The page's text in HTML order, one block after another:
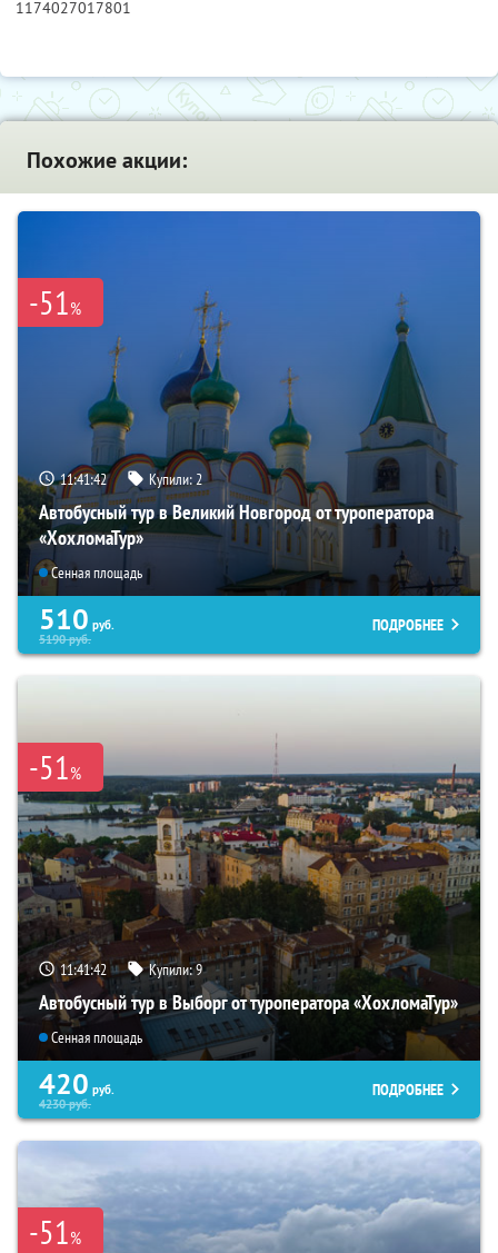
1174027017801
Похожие акции:
-51%
11:41:40 Купили:2
Автобусный тур в Великий Новгород от туроператора
«ХохломаТур»
Сенная площадь
510 руб.
5190руб.
ПОДРОБНЕЕ
-51%
11:41:40 Купили:9
Автобусный тур в Выборг от туроператора «ХохломаТур»
Сенная площадь
420 руб.
4230руб.
ПОДРОБНЕЕ
-51%